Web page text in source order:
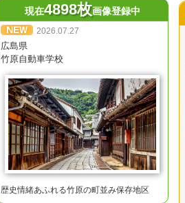
現在4898枚画像登録中
2026.07.27
広島県
竹原自動車学校
歴史情緒あふれる竹原の町並み保存地区